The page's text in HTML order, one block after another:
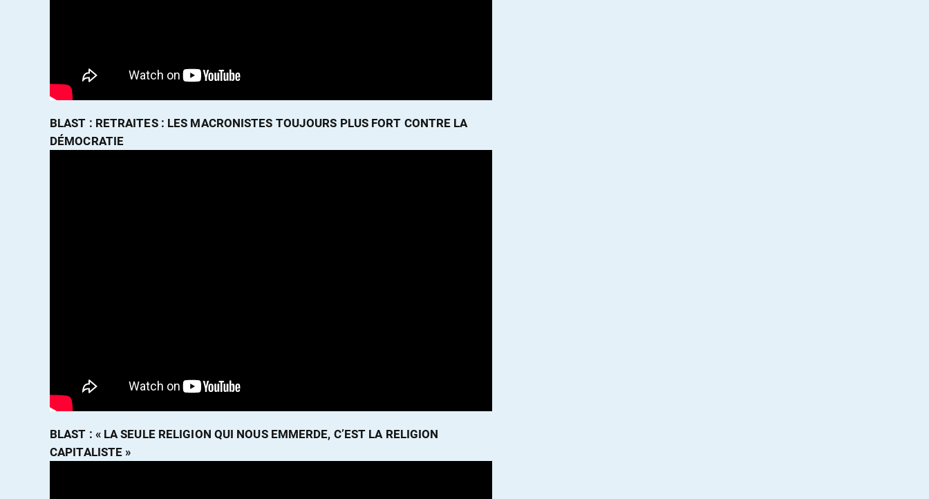
BLAST : RETRAITES : LES MACRONISTES TOUJOURS PLUS FORT CONTRE LA
DÉMOCRATIE
BLAST : « LA SEULE RELIGION QUI NOUS EMMERDE, C’EST LA RELIGION
CAPITALISTE »